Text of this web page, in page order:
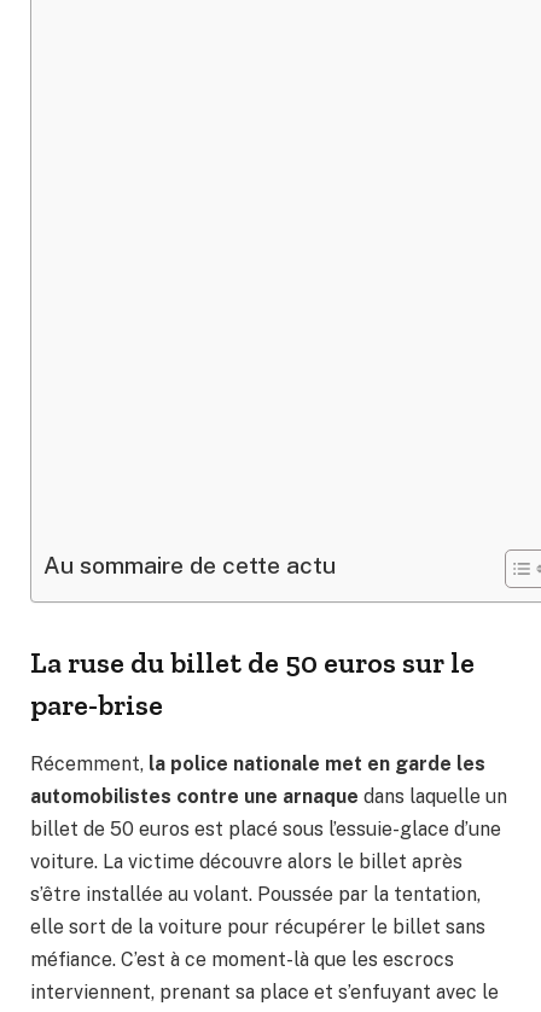
Au sommaire de cette actu
La ruse du billet de 50 euros sur le
pare-brise
Récemment, la police nationale met en garde les
automobilistes contre une arnaque dans laquelle un
billet de 50 euros est placé sous l’essuie-glace d’une
voiture. La victime découvre alors le billet après
s’être installée au volant. Poussée par la tentation,
elle sort de la voiture pour récupérer le billet sans
méfiance. C’est à ce moment-là que les escrocs
interviennent, prenant sa place et s’enfuyant avec le